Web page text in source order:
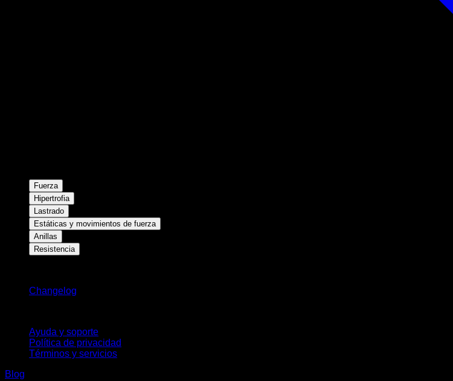
Fuerza
Hipertrofia
Lastrado
Estáticas y movimientos de fuerza
Anillas
Resistencia
Changelog
Ayuda y soporte
Política de privacidad
Términos y servicios
Blog